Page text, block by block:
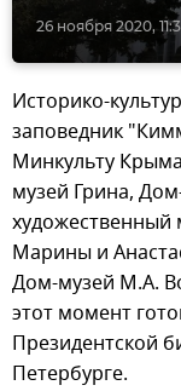
26 ноября 2020,
Историко-
заповедник
Минкульту
музей Грина,
Марины и
Дом-музей М.А.
этот момент
Президентской
Петербурге.